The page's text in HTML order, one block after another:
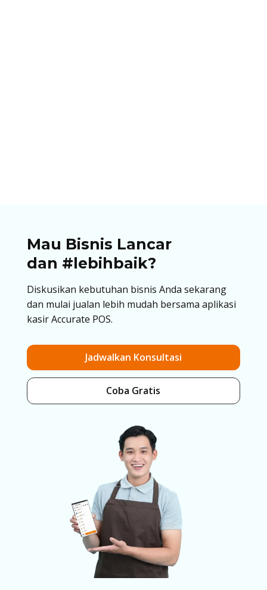
Mau Bisnis Lancar
dan #lebihbaik?
Diskusikan kebutuhan bisnis Anda sekarang
dan mulai jualan lebih mudah bersama aplikasi
kasir Accurate POS.
Jadwalkan Konsultasi
Coba Gratis